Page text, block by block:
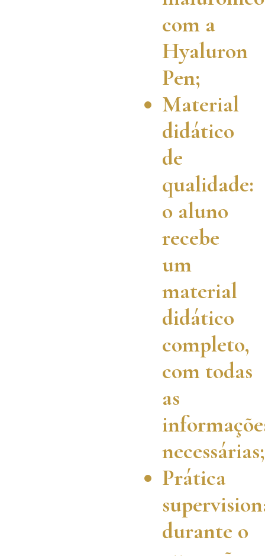
com a
Hyaluron
Pen;
Material
didático
de
qualidade:
o aluno
recebe
um
material
didático
completo,
com todas
as
necessárias;
Prática
durante o